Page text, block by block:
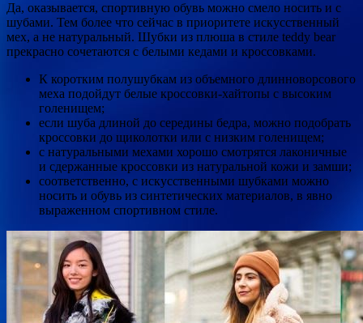
Да, оказывается, спортивную обувь можно смело носить и с
шубами. Тем более что сейчас в приоритете искусственный
мех, а не натуральный. Шубки из плюша в стиле teddy bear
прекрасно сочетаются с белыми кедами и кроссовками.
К коротким полушубкам из объемного длинноворсового
меха подойдут белые кроссовки-хайтопы с высоким
голенищем;
если шуба длиной до середины бедра, можно подобрать
кроссовки до щиколотки или с низким голенищем;
с натуральными мехами хорошо смотрятся лаконичные
и сдержанные кроссовки из натуральной кожи и замши;
соответственно, с искусственными шубками можно
носить и обувь из синтетических материалов, в явно
выраженном спортивном стиле.